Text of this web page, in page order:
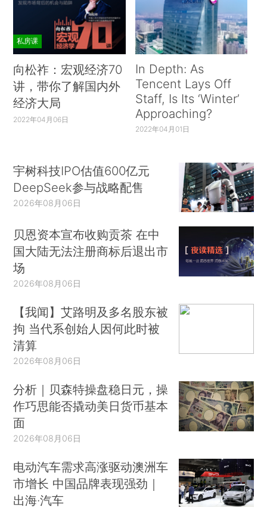
私房课
向松祚：宏观经济70
讲，带你了解国内外
经济大局
2022年04月06日
In Depth: As
Tencent Lays Off
Staff, Is Its ‘Winter’
Approaching?
2022年04月01日
宇树科技IPO估值600亿元
DeepSeek参与战略配售
2026年08月06日
贝恩资本宣布收购贡茶 在中
国大陆无法注册商标后退出市
场
2026年08月06日
【我闻】艾路明及多名股东被
拘 当代系创始人因何此时被
清算
2026年08月06日
分析｜贝森特操盘稳日元，操
作巧思能否撬动美日货币基本
面
2026年08月06日
电动汽车需求高涨驱动澳洲车
市增长 中国品牌表现强劲｜
出海·汽车